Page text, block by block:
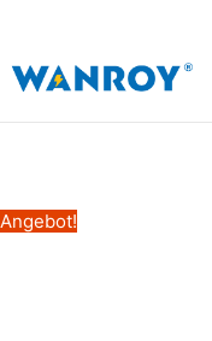
springen
Angebot!